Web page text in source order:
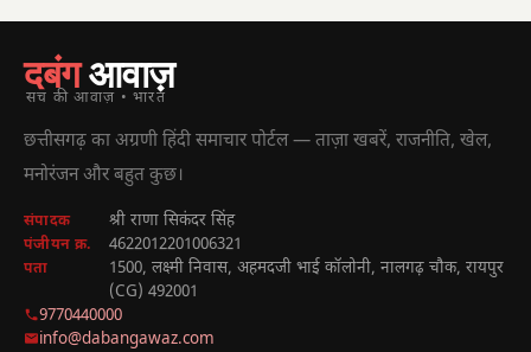
दबंगआवाज़
सच की आवाज़ • भारत
छत्तीसगढ़ का अग्रणी हिंदी समाचार पोर्टल — ताज़ा खबरें, राजनीति, खेल,
मनोरंजन और बहुत कुछ।
संपादक श्री राणा सिकंदर सिंह
पंजीयन क्र. 4622012201006321
पता
1500, लक्ष्मी निवास, अहमदजी भाई कॉलोनी, नालगढ़ चौक, रायपुर
(CG) 492001
9770440000
info@dabangawaz.com